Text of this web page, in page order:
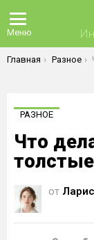
Меню
Вы здесь:
Главная Разное
РАЗНОЕ
Что
от